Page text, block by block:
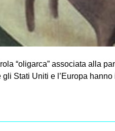
“oligarca” associata alla
Stati Uniti e l’Europa